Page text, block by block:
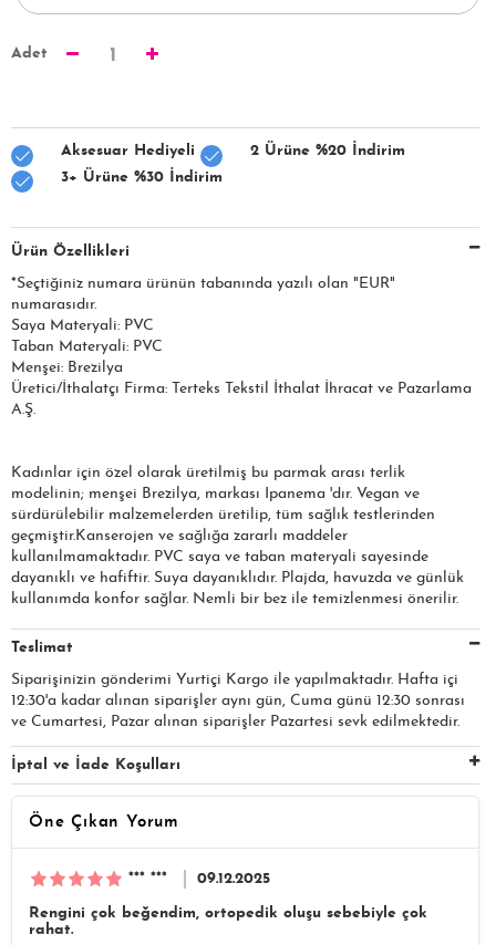
Adet 1
Aksesuar Hediyeli
2 Ürüne %20 İndirim
3+ Ürüne %30 İndirim
Ürün Özellikleri
*Seçtiğiniz numara ürünün tabanında yazılı olan "EUR"
numarasıdır.
Saya Materyali: PVC
Taban Materyali: PVC
Menşei: Brezilya
Üretici/İthalatçı Firma: Terteks Tekstil İthalat İhracat ve Pazarlama
A.Ş.
Kadınlar için özel olarak üretilmiş bu parmak arası terlik
modelinin; menşei Brezilya, markası Ipanema 'dır. Vegan ve
sürdürülebilir malzemelerden üretilip, tüm sağlık testlerinden
geçmiştir.Kanserojen ve sağlığa zararlı maddeler
kullanılmamaktadır. PVC saya ve taban materyali sayesinde
dayanıklı ve hafiftir. Suya dayanıklıdır. Plajda, havuzda ve günlük
kullanımda konfor sağlar. Nemli bir bez ile temizlenmesi önerilir.
Teslimat
Siparişinizin gönderimi Yurtiçi Kargo ile yapılmaktadır. Hafta içi
12:30'a kadar alınan siparişler aynı gün, Cuma günü 12:30 sonrası
ve Cumartesi, Pazar alınan siparişler Pazartesi sevk edilmektedir.
İptal ve İade Koşulları
Öne Çıkan Yorum
*** *** 09.12.2025
Rengini çok beğendim, ortopedik oluşu sebebiyle çok
rahat.